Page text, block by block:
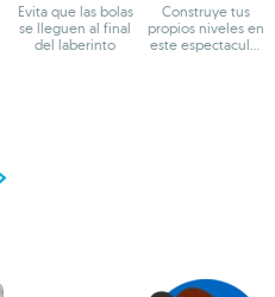
Evita que las bolas
se lleguen al final
del laberinto
Construye tus
propios niveles en
este espectacular